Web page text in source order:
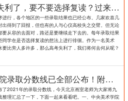
美术生艺考失利了，要不要选择复读？过来人提出这几点建议
进行，各个地区的一些录取结果也已经公布。几家欢喜几
出得到了回报，但也有的人与心仪高校失之交臂。但无论
要从容的去面对，路还是要继续走下去的。每年录取结果
同学在是否选择复读的想法上进行徘徊。作为一名美术
要比旁人多许多，那么高考失利了，我们将何去何从呢？
2021九大美院录取分数线已全部公布！附各大院校录取分数线汇总！
了2021年的录取分数线，今天北京画室老师为大家将九
整理汇总了一下，下面一起来看看吧。一、中央美术学院